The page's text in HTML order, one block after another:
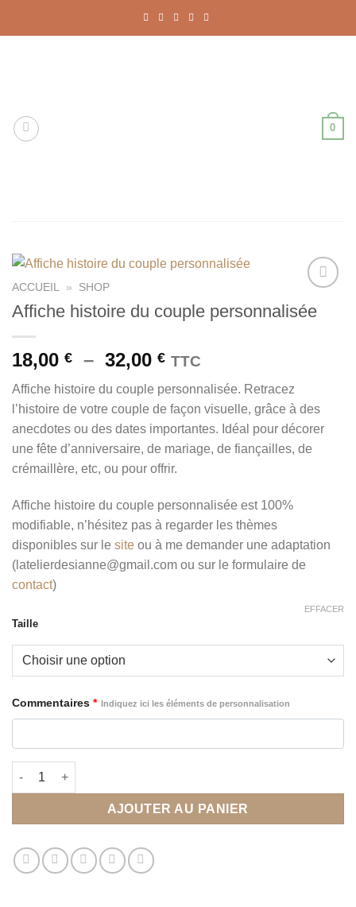
0
Ajouter
à la liste
ACCUEIL » SHOP
Affiche histoire du couple personnalisée
18,00 € – 32,00 €Plage
prix :
18,00 €
à
32,00 €
TTC
Affiche histoire du couple personnalisée. Retracez
l’histoire de votre couple de façon visuelle, grâce à des
anecdotes ou des dates importantes. Idéal pour décorer
une fête d’anniversaire, de mariage, de fiançailles, de
crémaillère, etc, ou pour offrir.
Affiche histoire du couple personnalisée est 100%
modifiable, n’hésitez pas à regarder les thèmes
disponibles sur le site ou à me demander une adaptation
(latelierdesianne@gmail.com ou sur le formulaire de
contact)
Taille
EFFACER
Commentaires * Indiquez ici les éléments de personnalisation
quantité de Affiche histoire du couple personnalisée
AJOUTER AU PANIER